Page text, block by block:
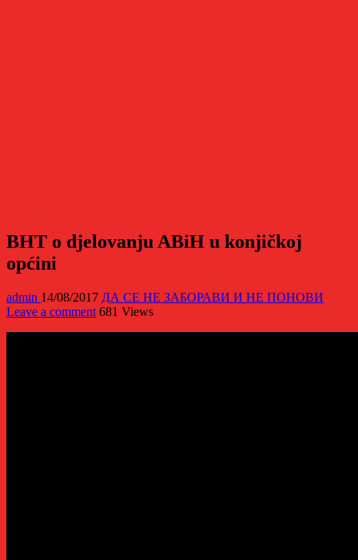
BHT o djelovanju ABiH u konjičkoj
općini
admin 14/08/2017 ДА СЕ НЕ ЗАБОРАВИ И НЕ ПОНОВИ
Leave a comment 681 Views